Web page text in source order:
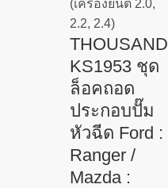
THOUSAND
KS1953 ชุด
ล็อคถอด
ประกอบปั๊ม
หัวฉีด Ford :
Ranger /
Mazda :